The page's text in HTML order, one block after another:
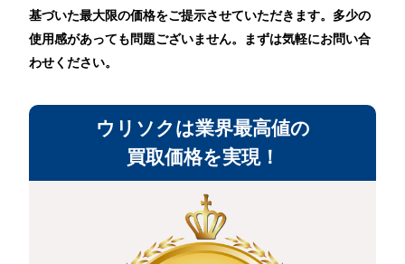
基づいた最大限の価格をご提示させていただきます。多少の
使用感があっても問題ございません。まずは気軽にお問い合
わせください。
ウリソクは業界最高値の
買取価格を実現！